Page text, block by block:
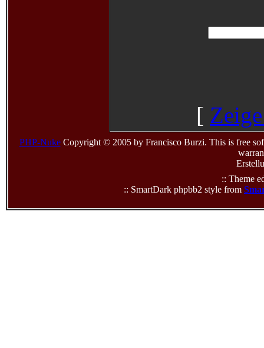
[
PHP-NukeCopyright © 2005 by Francisco Burzi. This is free
:: Theme
:: SmartDark phpbb2 style from